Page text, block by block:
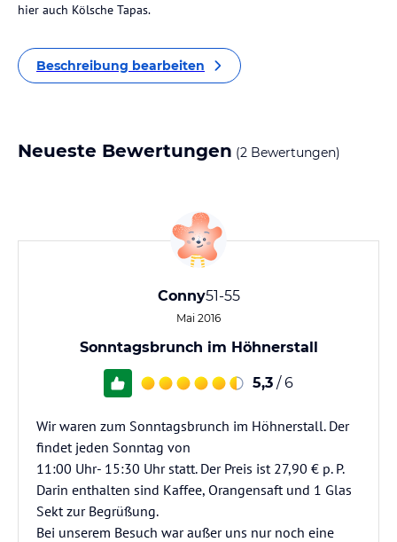
hier auch Kölsche Tapas.
Beschreibung bearbeiten
Neueste Bewertungen (2 Bewertungen)
Conny51-55
Mai 2016
Sonntagsbrunch im Höhnerstall
5,3 / 6
Wir waren zum Sonntagsbrunch im Höhnerstall. Der
findet jeden Sonntag von
11:00 Uhr- 15:30 Uhr statt. Der Preis ist 27,90 € p. P.
Darin enthalten sind Kaffee, Orangensaft und 1 Glas
Sekt zur Begrüßung.
Bei unserem Besuch war außer uns nur noch eine